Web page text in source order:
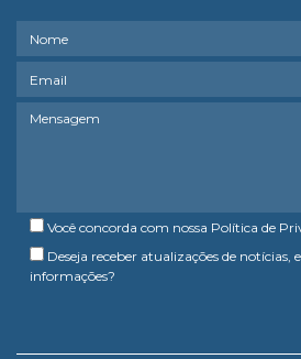
Você concorda com nossa Política de
Deseja receber atualizações de notícias,
informações?